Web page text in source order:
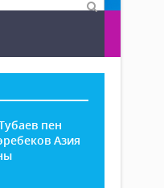
пен
Азия